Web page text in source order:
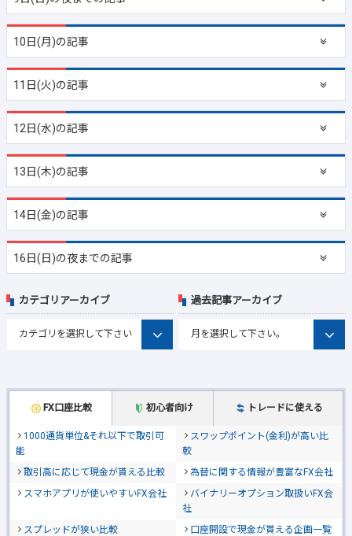
10日(月)の記事
11日(火)の記事
12日(水)の記事
13日(木)の記事
14日(金)の記事
16日(日)の夜までの記事
FX口座比較 初心者向け トレードに使える
1000通貨単位&それ以下で取引可
能
スワップポイント(金利)が高い比
較
取引高に応じて現金が貰える比較
為替に関する情報が豊富なFX会社
スマホアプリが使いやすいFX会社
バイナリーオプション取扱いFX会
社
スプレッドが狭い比較
口座開設で現金が貰える企画一覧
カテゴリアーカイブ 過去記事アーカイブ